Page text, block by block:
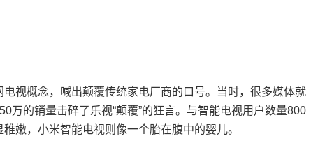
视概念，喊出颠覆传统家电厂商的口号。当时，很多媒体就
万的销量击碎了乐视“颠覆”的狂言。与智能电视用户数量800
嫩，小米智能电视则像一个胎在腹中的婴儿。